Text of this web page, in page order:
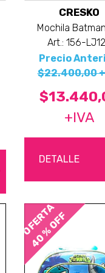
CRESKO
Mochila
Art.: 156-
Precio
$22.400,00
+IVA
DETALLE
OFERTA
40 % OFF